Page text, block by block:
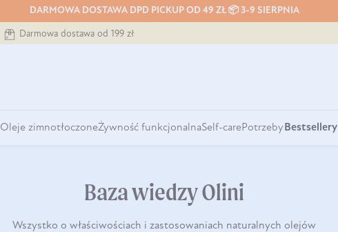
DARMOWA DOSTAWA DPD PICKUP OD 49 ZŁ 📦 3-9 SIERPNIA
Darmowa dostawa od 199 zł
Oleje zimnotłoczoneŻywność funkcjonalnaSelf-carePotrzeby Bestsellery
Baza wiedzy Olini
Wszystko o właściwościach i zastosowaniach naturalnych olejów